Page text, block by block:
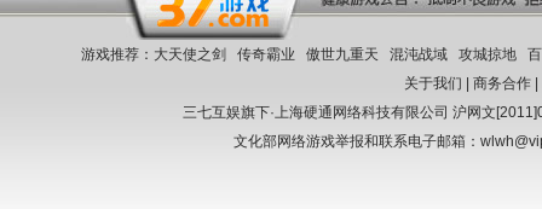
游戏推荐： 大天使之剑 传奇霸业 傲世九重天 混沌战域 攻城掠地
关于我们
|商务合作
三七互娱旗下·上海硬通网络科技有限公司 沪网文
文化部网络游戏举报和联系电子邮箱：